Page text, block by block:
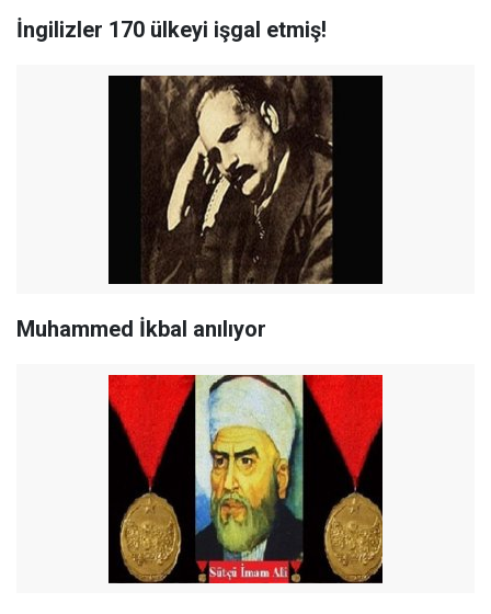
İngilizler 170 ülkeyi işgal etmiş!
Muhammed İkbal anılıyor